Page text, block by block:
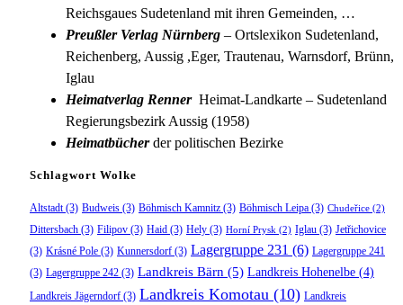
Reichsgaues Sudetenland mit ihren Gemeinden, …
Preußler Verlag Nürnberg – Ortslexikon Sudetenland,
Reichenberg, Aussig ,Eger, Trautenau, Warnsdorf, Brünn,
Iglau
Heimatverlag Renner Heimat-Landkarte – Sudetenland
Regierungsbezirk Aussig (1958)
Heimatbücherder politischen Bezirke
Schlagwort Wolke
Altstadt(3) Budweis (3) Böhmisch Kamnitz (3) Böhmisch Leipa (3) Chudeřice (2)
Dittersbach (3) Filipov (3) Haid (3) Hely (3) Horní Prysk (2) Iglau (3) Jetřichovice
(3) Krásné Pole (3) Kunnersdorf (3) Lagergruppe 231 (6) Lagergruppe 241
(3) Lagergruppe 242 (3) Landkreis Bärn (5) Landkreis Hohenelbe (4)
Landkreis Jägerndorf (3) Landkreis Komotau (10) Landkreis